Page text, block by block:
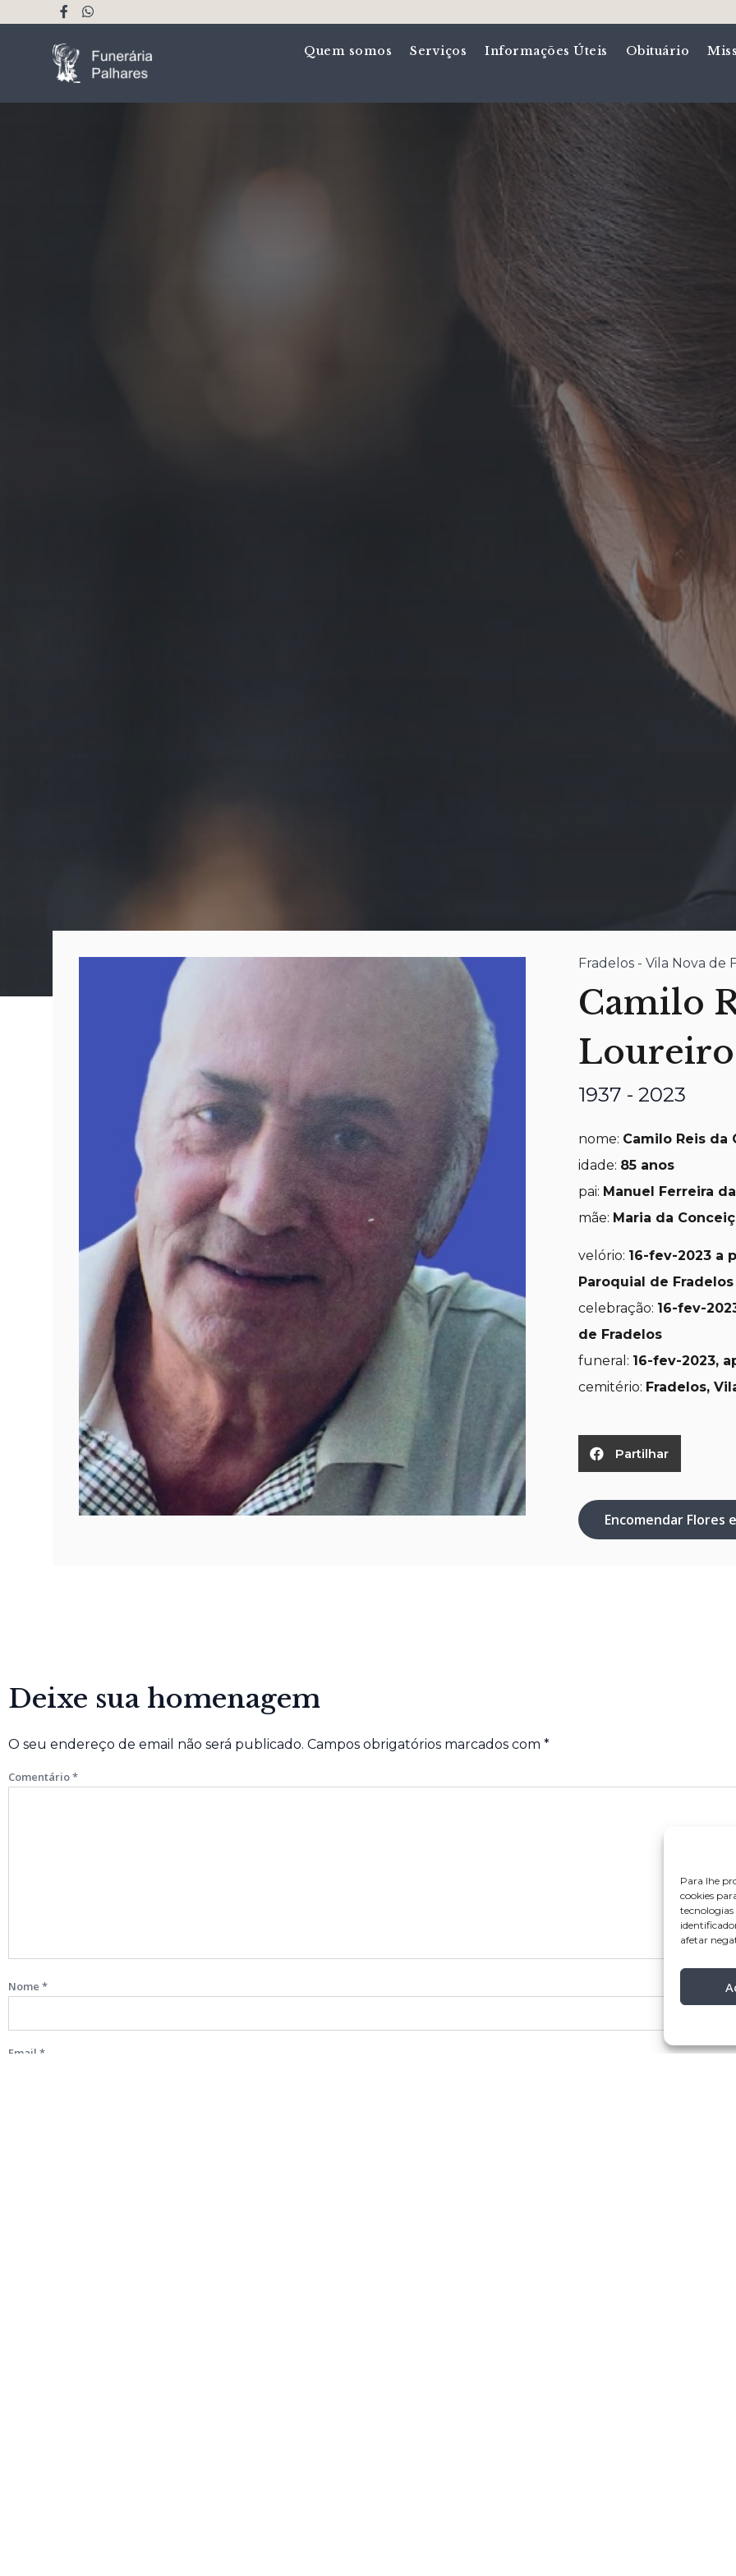
Para lhe
cookies
afetar
Quem somos Serviços Informações Úteis Obituário
Fradelos - Vila Nova de
Camilo
Loureiro
1937 - 2023
nome: Camilo Reis da
idade: 85 anos
pai: Manuel Ferreira
mãe: Maria da
velório: 16-fev-2023 a
Paroquial de Fradelos
celebração: 16-fev-
de Fradelos
funeral: 16-fev-2023,
cemitério: Fradelos,
Partilhar
Encomendar Flores
Deixe sua homenagem
O seu endereço de email não será publicado. Campos obrigatórios marcados com *
Comentário*
Nome *
Email *